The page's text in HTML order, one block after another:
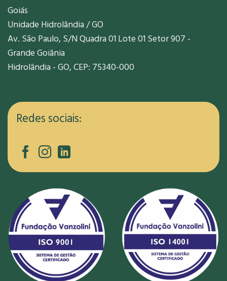
Goiás
Unidade Hidrolândia / GO
Av. São Paulo, S/N Quadra 01 Lote 01 Setor 907 -
Grande Goiânia
Hidrolândia - GO, CEP: 75340-000
Redes sociais: